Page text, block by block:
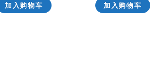
加入购物车 加入购物车